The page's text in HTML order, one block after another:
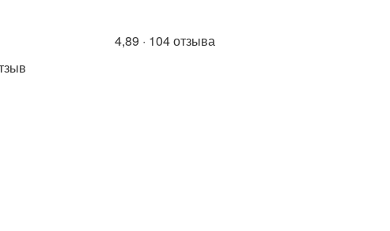
4,89 · 104 отзыва